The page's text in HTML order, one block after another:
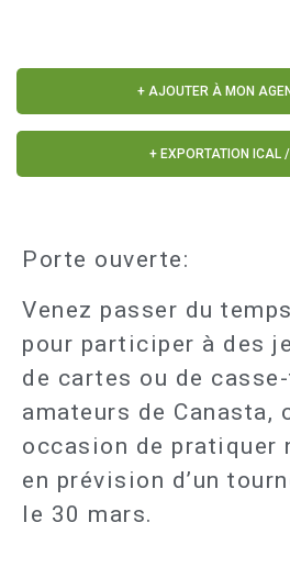
+ AJOUTER À MON
+ EXPORTATION ICAL
Porte ouverte:
Venez passer du
pour participer à des
de cartes ou de
amateurs de Canasta,
occasion de pratiquer
en prévision d’un
le 30 mars.